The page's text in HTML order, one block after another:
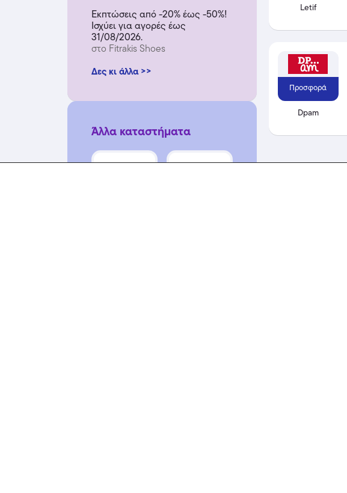
Εκπτώσεις από -20% έως -50%!
Ισχύει για αγορές έως
31/08/2026.
στο Fitrakis Shoes
Δες κι άλλα >>
Άλλα καταστήματα
Letif
Προσφορά
Dpam